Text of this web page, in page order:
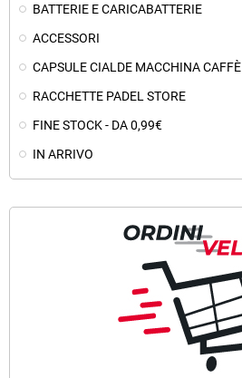
BATTERIE E CARICABATTERIE
ACCESSORI
CAPSULE CIALDE MACCHINA CAFFÈ
RACCHETTE PADEL STORE
FINE STOCK - DA 0,99€
IN ARRIVO